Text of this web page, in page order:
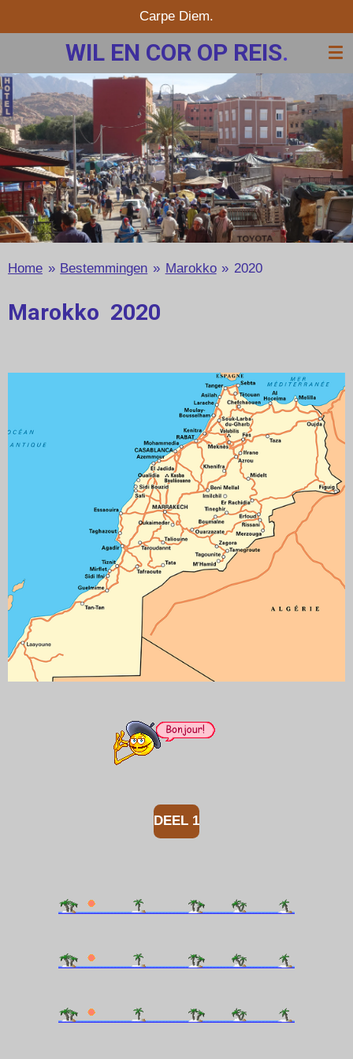
direct
de
hoofdinhoud
WIL EN COR OP REIS.
Carpe Diem.
Home » Bestemmingen » Marokko » 2020
Marokko 2020
DEEL 1